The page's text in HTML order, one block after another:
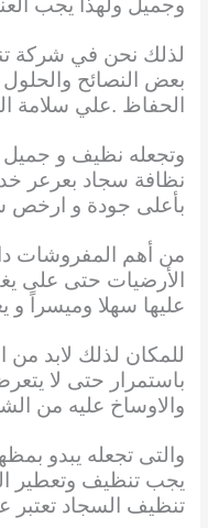
وجميل ولهذا يجب
لذلك نحن في شركة
بعض النصائح
الحفاظ .علي سلامة
وتجعله نظيف و جميل
نظافة سجاد بعرعر
بأعلى جودة و ارخص
من أهم المفروشات
الأرضيات حتى على
عليها سهلا وميسراً
للمكان لذلك لابد من
باستمرار حتى لا
والاوساخ عليه من
والتى تجعله يبدو
يجب تنظيف وتعطير
تنظيف السجاد تعتبر